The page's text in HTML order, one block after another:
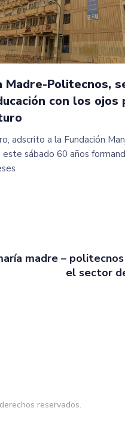
Madre-Politecnos,
con los ojos
adscrito a la Fundación
este sábado 60 años
madre –
el sector
reservados.